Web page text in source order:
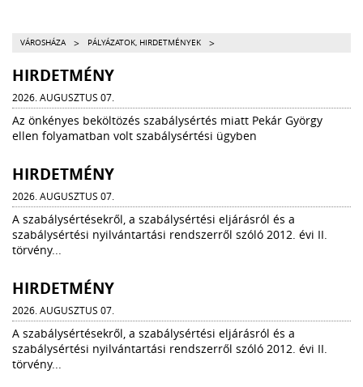
VÁROSHÁZA > PÁLYÁZATOK, HIRDETMÉNYEK >
HIRDETMÉNY
2026. AUGUSZTUS 07.
Az önkényes beköltözés szabálysértés miatt Pekár György
ellen folyamatban volt szabálysértési ügyben
HIRDETMÉNY
2026. AUGUSZTUS 07.
A szabálysértésekről, a szabálysértési eljárásról és a
szabálysértési nyilvántartási rendszerről szóló 2012. évi II.
törvény...
HIRDETMÉNY
2026. AUGUSZTUS 07.
A szabálysértésekről, a szabálysértési eljárásról és a
szabálysértési nyilvántartási rendszerről szóló 2012. évi II.
törvény...